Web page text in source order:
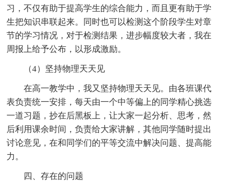
习，不仅有助于提高学生的综合能力，而且更有助于学
生把知识串联起来。同时也可以检测这个阶段学生对章
节的学习情况，对于检测结果，进步幅度较大者，我在
周报上给予公布，以形成激励。
（4）坚持物理天天见
在高一教学中，我又坚持物理天天见。由各班课代
表负责统一安排，每天由一个中等偏上的同学精心挑选
一道习题，抄在后黑板上，让大家一起分析、思考，然
后利用课余时间，负责给大家讲解，其他同学随时提出
讨论意见，在和同学们的平等交流中解决问题、提高能
力。
四、存在的问题